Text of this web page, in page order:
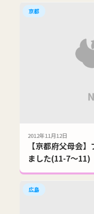
京都
2012年11月12日
【京都府父母会
ました(11-7～11)
広島